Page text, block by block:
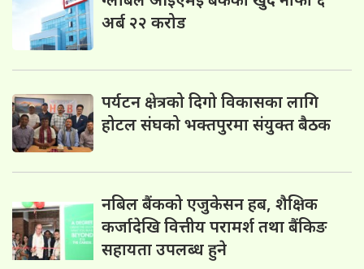
अर्ब २२ करोड
पर्यटन क्षेत्रको दिगो विकासका लागि
होटल संघको भक्तपुरमा संयुक्त बैठक
नबिल बैंकको एजुकेसन हब, शैक्षिक
कर्जादेखि वित्तीय परामर्श तथा बैंकिङ
सहायता उपलब्ध हुने